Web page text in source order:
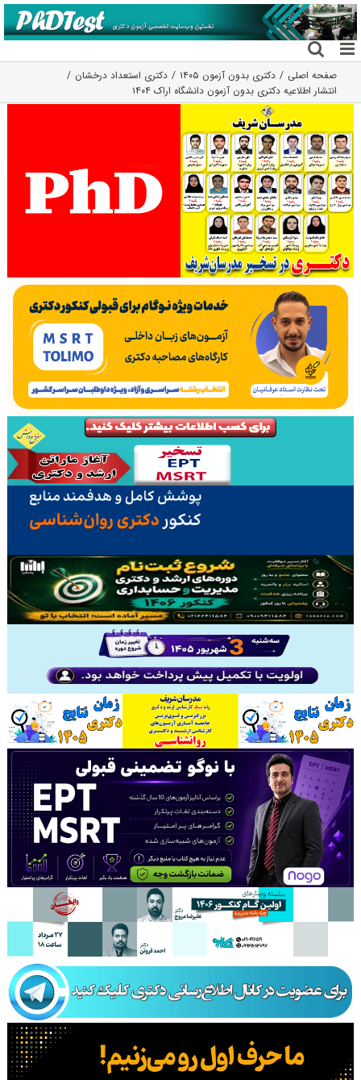
رفتن
به
محتوا
صفحه اصلی دکتری بدون آزمون ۱۴۰۵
دکتری استعداد درخشان
انتشار اطلاعیه دکتری بدون آزمون دانشگاه اراک ۱۴۰۴